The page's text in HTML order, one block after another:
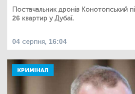
Постачальник дронів Конотопський
26 квартир у Дубаї.
04 серпня, 16:04
КРИМІНАЛ